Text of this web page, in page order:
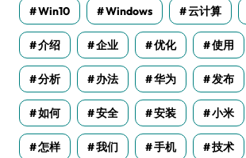
Win10 Windows 云计算
介绍 企业 优化 使用
分析 办法 华为 发布
如何 安全 安装 小米
怎样 我们 手机 技术